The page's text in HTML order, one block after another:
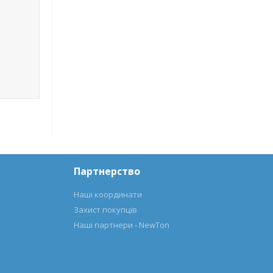
Партнерство
Наші координати
Захист покупців
Наші партнери - NewTon